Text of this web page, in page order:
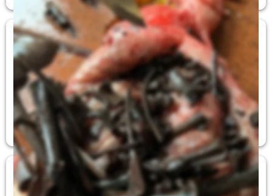
Befall von Rehwild mit Filarien
Pünktlich zur Bockjagd ein interessanter Link zum Befall
von Rehwild mit Filarien:
https://www.ua-bw.de/pub/beitrag.asp?
subid=1&Thema.ID=8&ID=1984
Für den Inhalt externer Links übernehmen wir keinerlei
Haftung.
Dreiläufiger Rehbock
Hier einmal Bilder von einem dreiläufigen Bock. Das Blatt